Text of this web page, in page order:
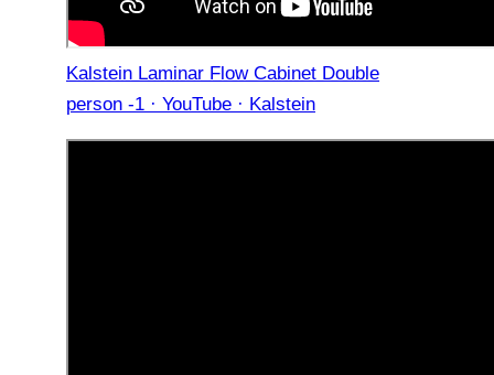
Kalstein Laminar Flow Cabinet Double
person -1 · YouTube · Kalstein